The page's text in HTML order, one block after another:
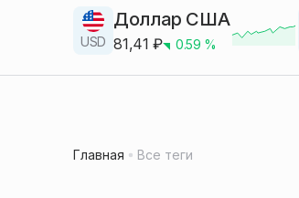
USD
Доллар США
81,41 ₽ 0.59 %
Главная Все теги